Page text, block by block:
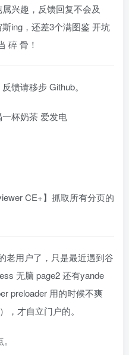
兴趣，反馈回复不会及
ing，还差3个满图鉴 开坑
碎 骨！
馈请移步 Github。
杯奶茶 爱发电
CE+】抓取所有分页的
老用户了，只是最近遇到谷
无脑 page2 还有yande
preloader 用的时候不爽
，才自立门户的。